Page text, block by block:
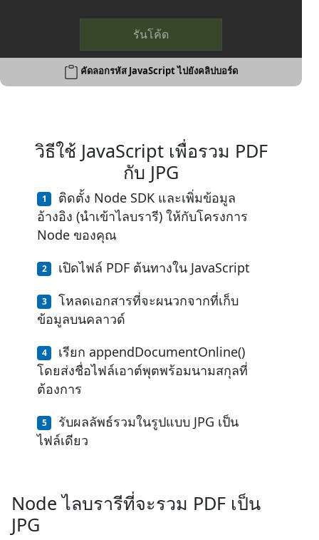
รันโค้ด
คัดลอกรหัส JavaScript ไปยังคลิปบอร์ด
วิธีใช้ JavaScript เพื่อรวม PDF
กับ JPG
ติดตั้ง Node SDK และเพิ่มข้อมูล
อ้างอิง (นำเข้าไลบรารี) ให้กับโครงการ
Node ของคุณ
เปิดไฟล์ PDF ต้นทางใน JavaScript
โหลดเอกสารที่จะผนวกจากที่เก็บ
ข้อมูลบนคลาวด์
เรียก appendDocumentOnline()
โดยส่งชื่อไฟล์เอาต์พุตพร้อมนามสกุลที่
ต้องการ
รับผลลัพธ์รวมในรูปแบบ JPG เป็น
ไฟล์เดียว
Node ไลบรารีที่จะรวม PDF เป็น
JPG